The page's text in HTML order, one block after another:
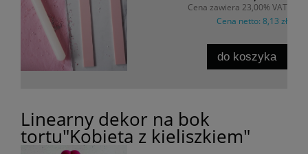
Cena zawiera 23,00% VAT
Cena netto: 8,13 zł
do koszyka
Linearny dekor na bok
tortu"Kobieta z kieliszkiem"